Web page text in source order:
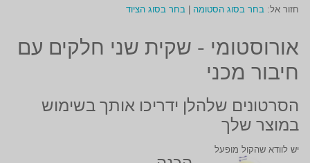
חזור אל: בחר בסוג הסטומה בחר בסוג הציוד
אורוסטומי - שקית שני חלקים עם
חיבור מכני
הסרטונים שלהלן ידריכו אותך בשימוש
במוצר שלך
יש לוודא שהקול מופעל